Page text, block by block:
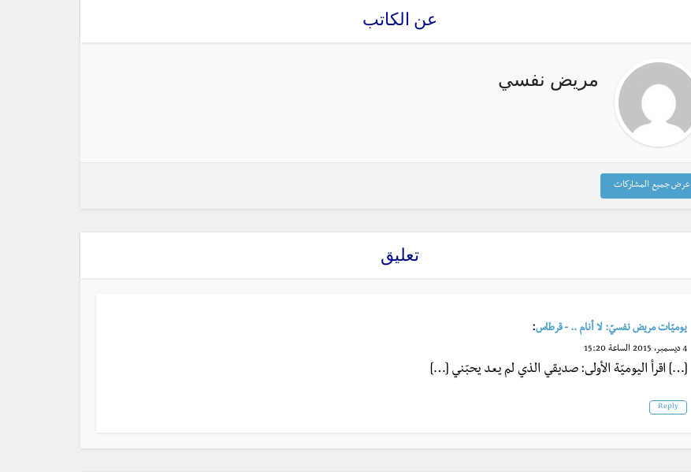
عن الكاتب
مريض نفسي
عرض جميع المشاركات
تعليق
يوميّات مريض نفسيّ: لا أنام .. - قرطاس:
4 ديسمبر، 2015 الساعة 15:20
[…] اقرأ اليوميّة الأولى: صديقي الذي لم يعد يحبّني […]
Reply